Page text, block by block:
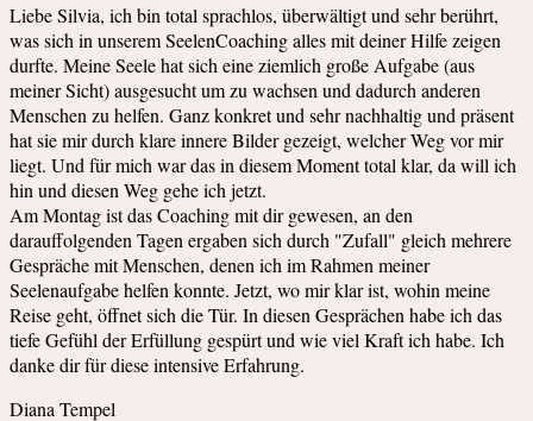
Liebe Silvia, ich bin total sprachlos, überwältigt und sehr berührt,
was sich in unserem SeelenCoaching alles mit deiner Hilfe zeigen
durfte. Meine Seele hat sich eine ziemlich große Aufgabe (aus
meiner Sicht) ausgesucht um zu wachsen und dadurch anderen
Menschen zu helfen. Ganz konkret und sehr nachhaltig und präsent
hat sie mir durch klare innere Bilder gezeigt, welcher Weg vor mir
liegt. Und für mich war das in diesem Moment total klar, da will ich
hin und diesen Weg gehe ich jetzt.
Am Montag ist das Coaching mit dir gewesen, an den
darauffolgenden Tagen ergaben sich durch "Zufall" gleich mehrere
Gespräche mit Menschen, denen ich im Rahmen meiner
Seelenaufgabe helfen konnte. Jetzt, wo mir klar ist, wohin meine
Reise geht, öffnet sich die Tür. In diesen Gesprächen habe ich das
tiefe Gefühl der Erfüllung gespürt und wie viel Kraft ich habe. Ich
danke dir für diese intensive Erfahrung.
Diana Tempel